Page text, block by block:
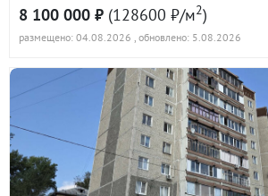
8 100 000 ₽ (128600 ₽/м2)
размещено: 04.08.2026 , обновлено: 5.08.2026